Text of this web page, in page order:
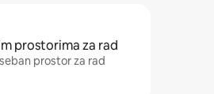
prostorima za rad
prostor za rad